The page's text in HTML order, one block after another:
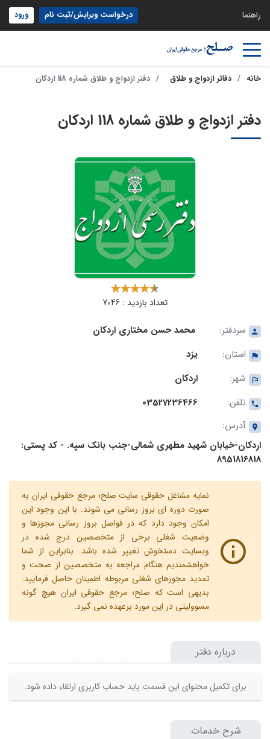
راهنما درخواست ویرایش/ثبت نام ورود
خانه دفاتر ازدواج و طلاق دفتر ازدواج و طلاق شماره 118 اردکان
دفتر ازدواج و طلاق شماره 118 اردکان
تعداد بازدید : 7046
سردفتر:
محمد حسن مختاری اردکان
استان:
یزد
شهر:
اردکان
تلفن:
03527236466
آدرس:
اردکان-خیابان شهید مطهری شمالی-جنب بانک سپه. - کد پستی:
8951816818
نمایه مشاغل حقوقی سایت صلح؛ مرجع حقوقی ایران به
صورت دوره ای بروز رسانی می شوند. با این وجود این
امکان وجود دارد که در فواصل بروز رسانی مجوزها و
وضعیت شغلی برخی از متخصصین درج شده در
وبسایت دستخوش تغییر شده باشد. بنابراین از شما
خواهشمندیم هنگام مراجعه به متخصصین از صحت و
تمدید مجوزهای شغلی مربوطه اطمینان حاصل فرمایید.
بدیهی است که صلح؛ مرجع حقوقی ایران هیچ گونه
مسوولیتی در این مورد برعهده نمی گیرد.
درباره دفتر
برای تکمیل محتوای این قسمت باید حساب کاربری ارتقاء داده شود.
شرح خدمات